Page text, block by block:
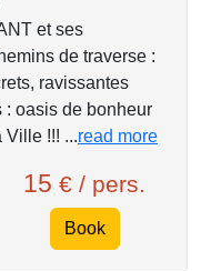
et ses
de traverse :
ravissantes
: oasis de bonheur
Ville !!! ...read more
15 € / pers.
Book